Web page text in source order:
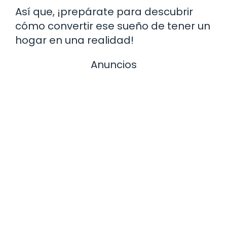
Así que, ¡prepárate para descubrir
cómo convertir ese sueño de tener un
hogar en una realidad!
Anuncios